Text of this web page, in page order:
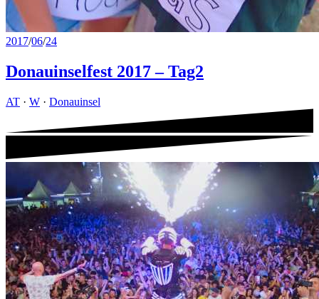
2017/06/24
Donauinselfest 2017 – Tag2
AT · W · Donauinsel